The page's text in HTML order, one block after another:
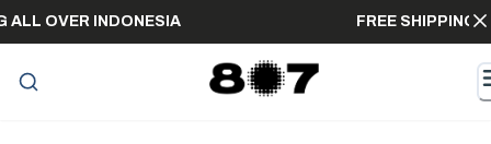
ALL OVER INDONESIA FREE